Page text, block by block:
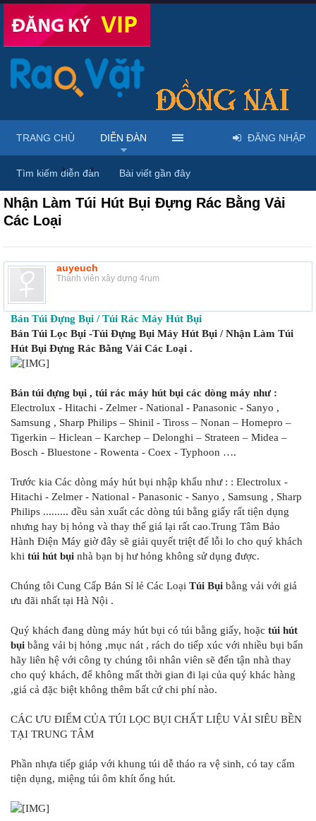
Diễn đàn ... Mua bán & sửa điện tử, điện lạnh
Nhận Làm Túi Hút Bụi Đựng Rác Bằng Vải
Các Loại
auyeuch
Thành viên xây dựng 4rum
Bán Túi Đựng Bụi / Túi Rác Máy Hút Bụi
Bán Túi Lọc Bụi -Túi Đựng Bụi Máy Hút Bụi / Nhận Làm Túi
Hút Bụi Đựng Rác Bằng Vải Các Loại .
Bán túi đựng bụi , túi rác máy hút bụi các dòng máy như :
Electrolux - Hitachi - Zelmer - National - Panasonic - Sanyo ,
Samsung , Sharp Philips – Shinil - Tiross – Nonan – Homepro –
Tigerkin – Hiclean – Karchep – Delonghi – Strateen – Midea –
Bosch - Bluestone - Rowenta - Coex - Typhoon ….
Trước kia Các dòng máy hút bụi nhập khẩu như : : Electrolux -
Hitachi - Zelmer - National - Panasonic - Sanyo , Samsung , Sharp
Philips ......... đều sản xuất các dòng túi bằng giấy rất tiện dụng
nhưng hay bị hỏng và thay thế giá lại rất cao.Trung Tâm Bảo
Hành Điện Máy giờ đây sẽ giải quyết triệt để lỗi lo cho quý khách
khi túi hút bụi nhà bạn bị hư hỏng không sử dụng được.
Chúng tôi Cung Cấp Bán Sỉ lẻ Các Loại Túi Bụi bằng vải với giá
ưu đãi nhất tại Hà Nội .
Quý khách đang dùng máy hút bụi có túi bằng giấy, hoặc túi hút
bụi bằng vải bị hỏng ,mục nát , rách do tiếp xúc với nhiều bụi bẩn
hãy liên hệ với công ty chúng tôi nhân viên sẽ đến tận nhà thay
cho quý khách, để không mất thời gian đi lại của quý khác hàng
,giá cả đặc biệt không thêm bất cứ chi phí nào.
CÁC ƯU ĐIỂM CỦA TÚI LỌC BỤI CHẤT LIỆU VẢI SIÊU BỀN
TẠI TRUNG TÂM
Phần nhựa tiếp giáp với khung túi dễ tháo ra vệ sinh, có tay cẩm
tiện dụng, miệng túi ôm khít ống hút.
TRANG CHỦ DIỄN ĐÀN
Tìm kiếm diễn đàn Bài viết gần đây
ĐĂNG NHẬP